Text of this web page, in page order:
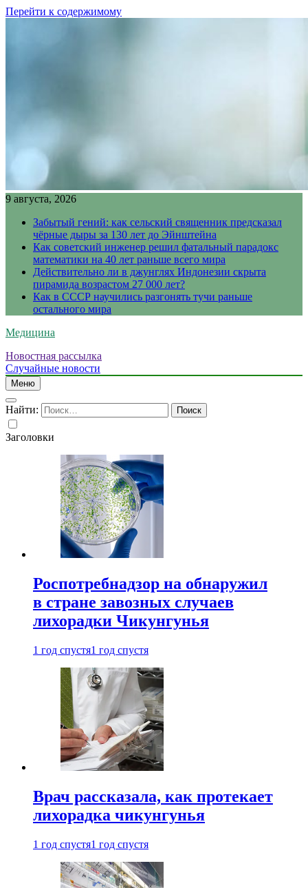
Перейти к содержимому
9 августа, 2026
Забытый гений: как сельский священник предсказал
чёрные дыры за 130 лет до Эйнштейна
Как советский инженер решил фатальный парадокс
математики на 40 лет раньше всего мира
Действительно ли в джунглях Индонезии скрыта
пирамида возрастом 27 000 лет?
Как в СССР научились разгонять тучи раньше
остального мира
Медицина
Новостная рассылка
Случайные новости
Меню
Найти:
Заголовки
Роспотребнадзор на обнаружил
в стране завозных случаев
лихорадки Чикунгунья
1 год спустя1 год спустя
Врач рассказала, как протекает
лихорадка чикунгунья
1 год спустя1 год спустя